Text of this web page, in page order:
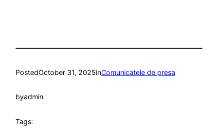
PostedOctober 31, 2025inComunicatele de presa
byadmin
Tags: